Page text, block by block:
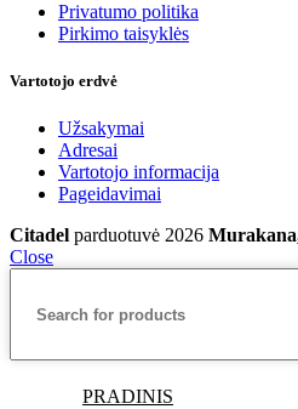
Privatumo politika
Pirkimo taisyklės
Vartotojo erdvė
Užsakymai
Adresai
Vartotojo informacija
Pageidavimai
Citadel parduotuvė 2026
Close
PRADINIS